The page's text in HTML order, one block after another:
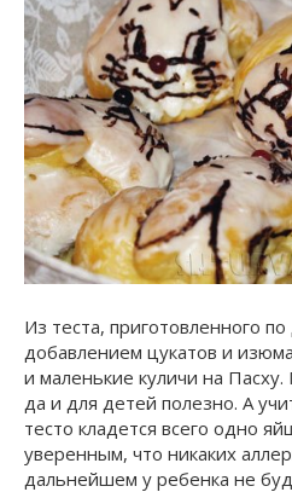
Из теста, приготовленного
добавлением цукатов и
и маленькие куличи на Пасху.
да и для детей полезно. А
тесто кладется всего одно
уверенным, что никаких
дальнейшем у ребенка не